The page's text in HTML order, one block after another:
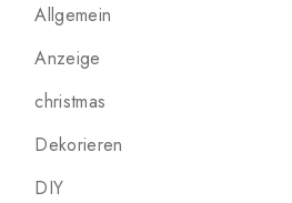
Allgemein
Anzeige
christmas
Dekorieren
DIY